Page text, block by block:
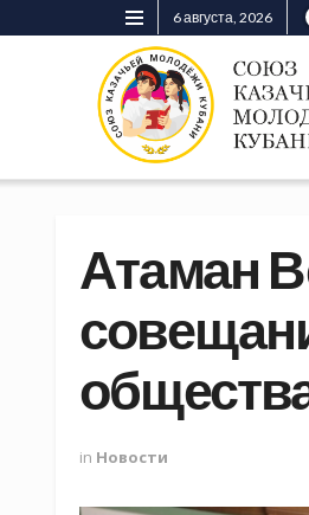
6 августа, 2026
Атаман
in Новости